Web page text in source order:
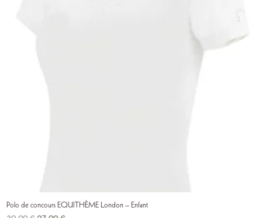
Polo de concours EQUITHÈME London – Enfant